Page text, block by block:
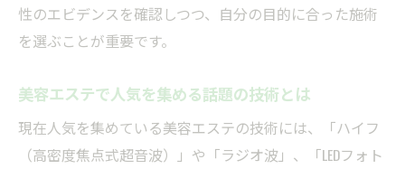
性のエビデンスを確認しつつ、自分の目的に合った施術
を選ぶことが重要です。
美容エステで人気を集める話題の技術とは
現在人気を集めている美容エステの技術には、「ハイフ
（高密度焦点式超音波）」や「ラジオ波」、「LEDフォト